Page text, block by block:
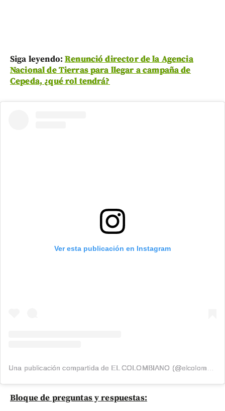
Siga leyendo:Renunció director de la Agencia
Nacional de Tierras para llegar a campaña de
Cepeda, ¿qué rol tendrá?
Ver esta publicación en Instagram
Bloque de preguntas y respuestas: